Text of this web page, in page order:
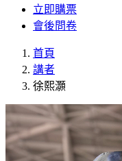
立即購票
會後問卷
首頁
講者
徐熙灝